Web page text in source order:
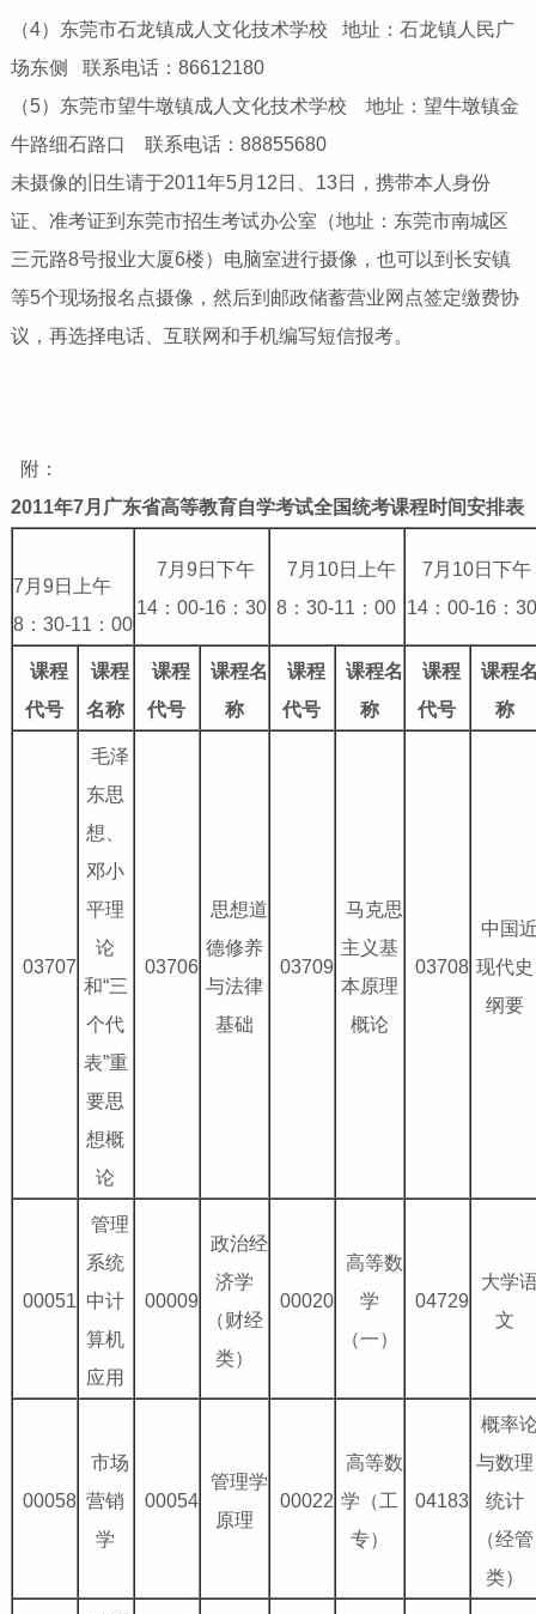
（4）东莞市石龙镇成人文化技术学校 地址：石龙镇人民广
场东侧 联系电话：86612180
（5）东莞市望牛墩镇成人文化技术学校 地址：望牛墩镇金
牛路细石路口 联系电话：88855680
未摄像的旧生请于2011年5月12日、13日，携带本人身份
证、准考证到东莞市招生考试办公室（地址：东莞市南城区
三元路8号报业大厦6楼）电脑室进行摄像，也可以到长安镇
等5个现场报名点摄像，然后到邮政储蓄营业网点签定缴费协
议，再选择电话、互联网和手机编写短信报考。
附：
2011年7月广东省高等教育自学考试全国统考课程时间安排表
7月9日上午
8：30-11：00
7月9日下午
14：00-16：30
7月10日上午
8：30-11：00
7月10日下午
14：00-16：30
课程
代号
课程
名称
课程
代号
课程名
称
课程
代号
课程名
称
课程
代号
课程
称
03707
毛泽
东思
想、
邓小
平理
论
和“三
个代
表”重
要思
想概
论
03706
思想道
德修养
与法律
基础
03709
马克思
主义基
本原理
概论
03708
中国
现代史
纲要
00051
管理
系统
中计
算机
应用
00009
政治经
济学
（财经
类）
00020
高等数
学
（一）
04729
大学
文
00058
市场
营销
学
00054
管理学
原理
00022
高等数
学（工
专）
04183
概率
与数理
统计
（经管
类）